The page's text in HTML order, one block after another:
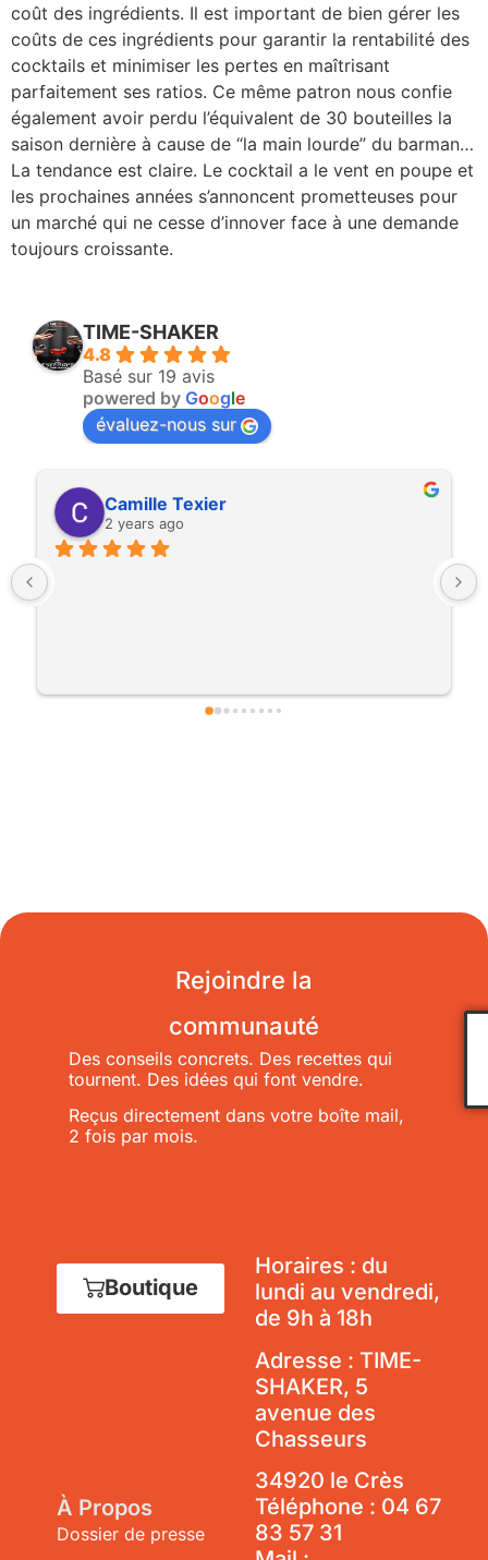
coût des ingrédients. Il est important de bien gérer les
coûts de ces ingrédients pour garantir la rentabilité des
cocktails et minimiser les pertes en maîtrisant
parfaitement ses ratios. Ce même patron nous confie
également avoir perdu l’équivalent de 30 bouteilles la
saison dernière à cause de “la main lourde” du barman…
La tendance est claire. Le cocktail a le vent en poupe et
les prochaines années s’annoncent prometteuses pour
un marché qui ne cesse d’innover face à une demande
toujours croissante.
TIME-SHAKER
4.8
Basé sur 19 avis
powered by Google
évaluez-nous sur
Yohann Darmayan
3 years ago
minute sur le stand
Rejoindre la
communauté
Des conseils concrets. Des recettes qui
tournent. Des idées qui font vendre.
Reçus directement dans votre boîte mail,
2 fois par mois.
Boutique
À Propos
Dossier de presse
Horaires : du
lundi au vendredi,
de 9h à 18h
Adresse : TIME-
SHAKER, 5
avenue des
Chasseurs
34920 le Crès
Téléphone : 04 67
83 57 31